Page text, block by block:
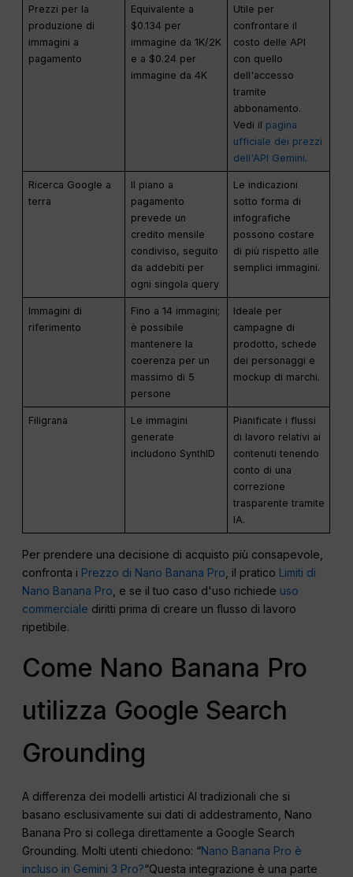
Prezzi per la
produzione di
immagini a
pagamento
Equivalente a
$0.134 per
immagine da 1K/2K
e a $0.24 per
immagine da 4K
Utile per
confrontare il
costo delle API
con quello
dell'accesso
tramite
abbonamento.
Vedi il pagina
ufficiale dei prezzi
dell'API Gemini.
Ricerca Google a
terra
Il piano a
pagamento
prevede un
credito mensile
condiviso, seguito
da addebiti per
ogni singola query
Le indicazioni
sotto forma di
infografiche
possono costare
di più rispetto alle
semplici immagini.
Immagini di
riferimento
Fino a 14 immagini;
è possibile
mantenere la
coerenza per un
massimo di 5
persone
Ideale per
campagne di
prodotto, schede
dei personaggi e
mockup di marchi.
Filigrana
Le immagini
generate
includono SynthID
Pianificate i flussi
di lavoro relativi ai
contenuti tenendo
conto di una
correzione
trasparente tramite
IA.
Per prendere una decisione di acquisto più consapevole,
confronta i Prezzo di Nano Banana Pro , il pratico Limiti di
Nano Banana Pro , e se il tuo caso d'uso richiede uso
commerciale diritti prima di creare un flusso di lavoro
ripetibile.
Come Nano Banana Pro
utilizza Google Search
Grounding
A differenza dei modelli artistici AI tradizionali che si
basano esclusivamente sui dati di addestramento, Nano
Banana Pro si collega direttamente a Google Search
Grounding. Molti utenti chiedono: “Nano Banana Pro è
incluso in Gemini 3 Pro?“Questa integrazione è una parte